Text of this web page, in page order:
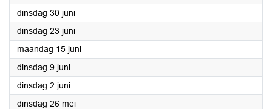
dinsdag 30 juni2026
dinsdag 23 juni2026
maandag 15 juni2026
dinsdag 9 juni2026
dinsdag 2 juni2026
dinsdag 26 mei2026